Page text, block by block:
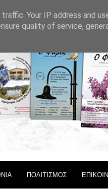
ΠΟΛΙΤΙΣΜΟΣ
Your IP address and
quality of service,